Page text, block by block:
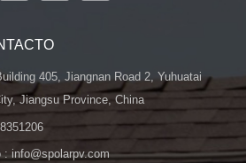
405, Jiangnan Road 2, Yuhuatai
Jiangsu Province, China
: info@spolarpv.com